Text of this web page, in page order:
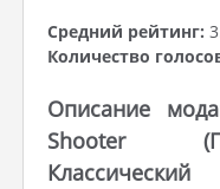
Средний рейтинг:
Количество
Описание
Shooter